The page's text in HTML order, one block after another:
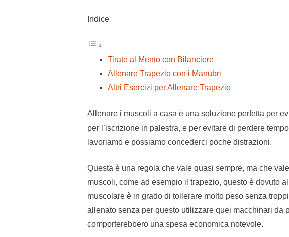
Indice
Tirate al Mento con Bilanciere
Allenare Trapezio con i Manubri
Altri Esercizi per Allenare Trapezio
Allenare i muscoli a casa è una soluzione perfetta per
per l’iscrizione in palestra, e per evitare di perdere
lavoriamo e possiamo concederci poche distrazioni.
Questa è una regola che vale quasi sempre, ma che
muscoli, come ad esempio il trapezio, questo è dovuto
muscolare è in grado di tollerare molto peso senza
allenato senza per questo utilizzare quei macchinari da
comporterebbero una spesa economica notevole.